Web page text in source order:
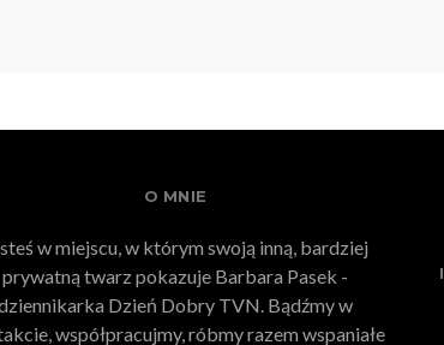
O MNIE
w miejscu, w którym swoją inną, bardziej
prywatną twarz pokazuje Barbara Pasek -
Dzień Dobry TVN. Bądźmy w
współpracujmy, róbmy razem wspaniałe